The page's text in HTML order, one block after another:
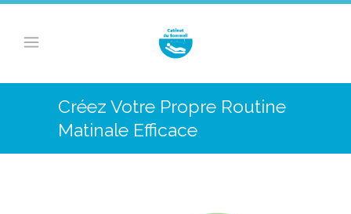
Créez Votre Propre Routine
Matinale Efficace